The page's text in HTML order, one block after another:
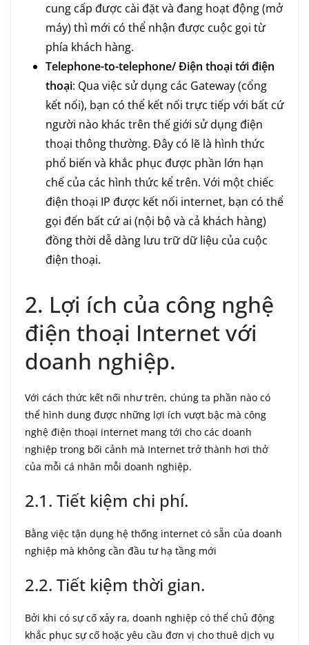
cung cấp được cài đặt và đang hoạt động (mở
máy) thì mới có thể nhận được cuộc gọi từ
phía khách hàng.
Telephone-to-telephone/ Điện thoại tới điện
thoại: Qua việc sử dụng các Gateway (cổng
kết nối), bạn có thể kết nối trực tiếp với bất cứ
người nào khác trên thế giới sử dụng điện
thoại thông thường. Đây có lẽ là hình thức
phổ biến và khắc phục được phần lớn hạn
chế của các hình thức kể trên. Với một chiếc
điện thoại IP được kết nối internet, bạn có thể
gọi đến bất cứ ai (nội bộ và cả khách hàng)
đồng thời dễ dàng lưu trữ dữ liệu của cuộc
điện thoại.
2. Lợi ích của công nghệ
điện thoại Internet với
doanh nghiệp.
Với cách thức kết nối như trên, chúng ta phần nào có
thể hình dung được những lợi ích vượt bậc mà công
nghệ điện thoại internet mang tới cho các doanh
nghiệp trong bối cảnh mà Internet trở thành hơi thở
của mỗi cá nhân mỗi doanh nghiệp.
2.1. Tiết kiệm chi phí.
Bằng việc tận dụng hệ thống internet có sẵn của doanh
nghiệp mà không cần đầu tư hạ tầng mới
2.2. Tiết kiệm thời gian.
Bởi khi có sự cố xảy ra, doanh nghiệp có thể chủ động
khắc phục sự cố hoặc yêu cầu đơn vị cho thuê dịch vụ